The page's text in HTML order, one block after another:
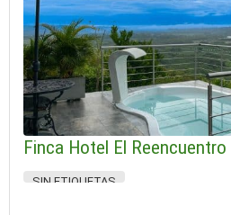
Finca Hotel El Reencuentro
SIN ETIQUETAS